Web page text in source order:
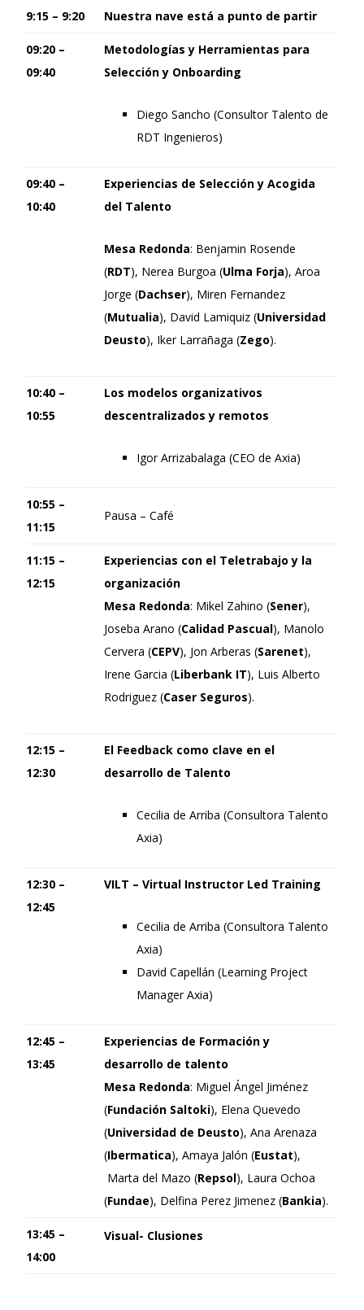
9:15 – 9:20 Nuestra nave está a punto de partir
09:20 –
09:40
Metodologías y Herramientas para
Selección y Onboarding
Diego Sancho (Consultor Talento de
RDT Ingenieros)
09:40 –
10:40
Experiencias de Selección y Acogida
del Talento
Mesa Redonda: Benjamin Rosende
(RDT), Nerea Burgoa (Ulma Forja), Aroa
Jorge (Dachser), Miren Fernandez
(Mutualia), David Lamiquiz (Universidad
Deusto), Iker Larrañaga (Zego).
10:40 –
10:55
Los modelos organizativos
descentralizados y remotos
Igor Arrizabalaga (CEO de Axia)
10:55 –
11:15
Pausa – Café
11:15 –
12:15
Experiencias con el Teletrabajo y la
organización
Mesa Redonda: Mikel Zahino (Sener),
Joseba Arano (Calidad Pascual), Manolo
Cervera (CEPV), Jon Arberas (Sarenet),
Irene Garcia (Liberbank IT), Luis Alberto
Rodriguez (Caser Seguros).
12:15 –
12:30
El Feedback como clave en el
desarrollo de Talento
Cecilia de Arriba (Consultora Talento
Axia)
12:30 –
12:45
VILT – Virtual Instructor Led Training
Cecilia de Arriba (Consultora Talento
Axia)
David Capellán (Learning Project
Manager Axia)
12:45 –
13:45
Experiencias de Formación y
desarrollo de talento
Mesa Redonda: Miguel Ángel Jiménez
(Fundación Saltoki), Elena Quevedo
(Universidad de Deusto), Ana Arenaza
(Ibermatica), Amaya Jalón (Eustat),
Marta del Mazo (Repsol), Laura Ochoa
(Fundae), Delfina Perez Jimenez (Bankia).
13:45 –
14:00
Visual- Clusiones